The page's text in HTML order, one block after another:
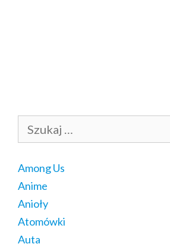
Szukaj:
Among Us
Anime
Anioły
Atomówki
Auta